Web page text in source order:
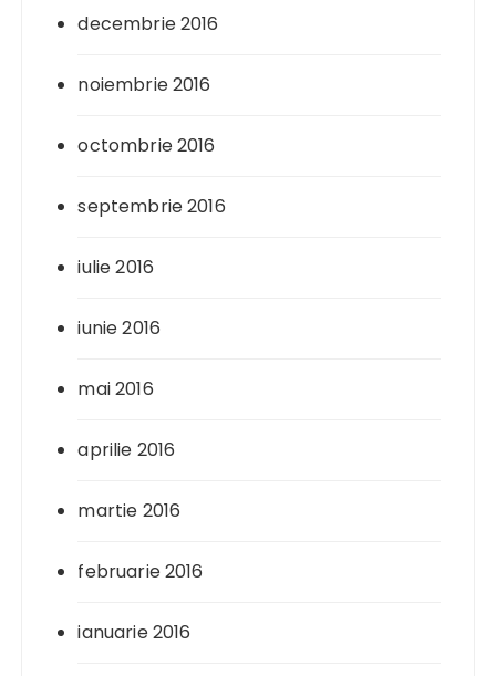
decembrie 2016
noiembrie 2016
octombrie 2016
septembrie 2016
iulie 2016
iunie 2016
mai 2016
aprilie 2016
martie 2016
februarie 2016
ianuarie 2016